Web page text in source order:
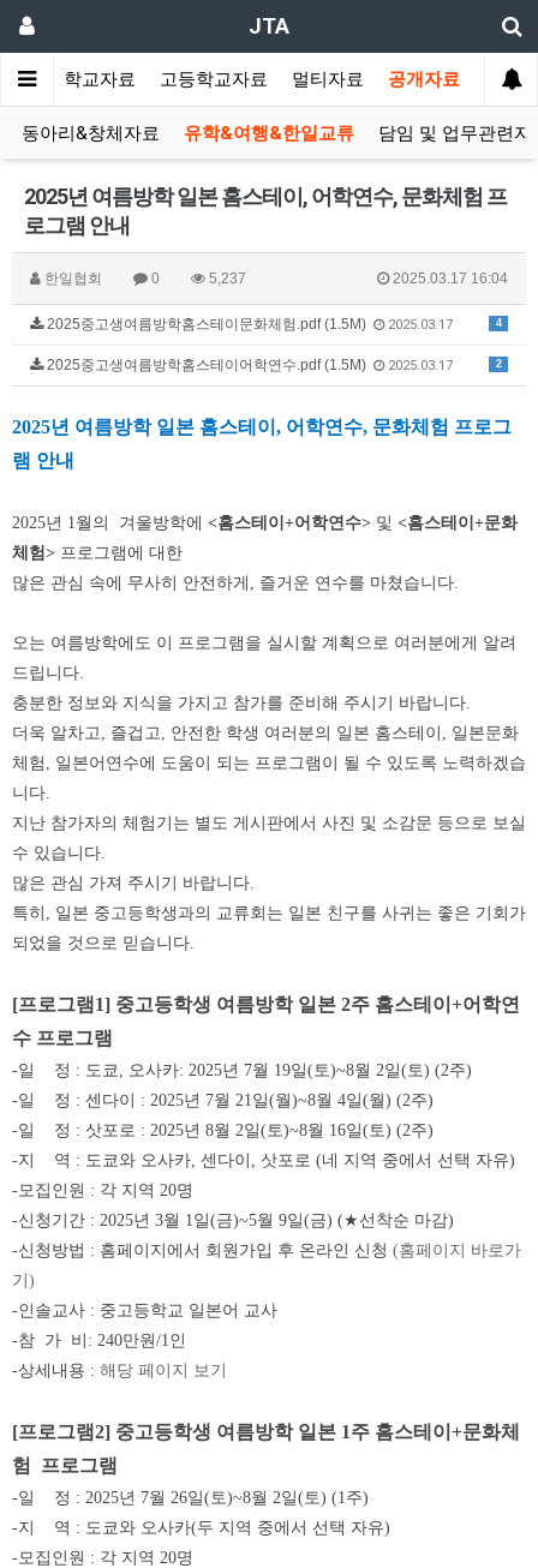
JTA
방 중학교자료 고등학교자료 멀티자료 공개자료
동아리&창체자료 유학&여행&한일교류 담임 및 업무관련자
2025년 여름방학 일본 홈스테이, 어학연수, 문화체험 프
로그램 안내
한일협회 0 5,237 2025.03.17 16:04
4
2025중고생여름방학홈스테이문화체험.pdf (1.5M) 2025.03.17
2
2025중고생여름방학홈스테이어학연수.pdf (1.5M) 2025.03.17
2025년 여름방학 일본 홈스테이 , 어학연수, 문화체험 프로그
램 안내
2025년 1월의 겨울방학에 <홈스테이 +어학연수> 및 <홈스테이 +문화
체험> 프로그램에 대한
많은 관심 속에 무사히 안전하게 , 즐거운 연수를 마쳤습니다.
오는 여름방학에도 이 프로그램을 실시할 계획으로 여러분에게 알려
드립니다.
충분한 정보와 지식을 가지고 참가를 준비해 주시기 바랍니다.
더욱 알차고, 즐겁고, 안전한 학생 여러분의 일본 홈스테이 , 일본문화
체험 , 일본어연수에 도움이 되는 프로그램이 될 수 있도록 노력하겠습
니다.
지난 참가자의 체험기는 별도 게시판에서 사진 및 소감문 등으로 보실
수 있습니다.
많은 관심 가져 주시기 바랍니다.
특히 , 일본 중고등학생과의 교류회는 일본 친구를 사귀는 좋은 기회가
되었을 것으로 믿습니다.
[프로그램 1] 중고등학생 여름방학 일본 2주 홈스테이 +어학연
수 프로그램
-일 정 : 도쿄, 오사카: 2025년 7월 19일(토)~8월 2일(토) (2주)
-일 정 : 센다이 : 2025년 7월 21일(월)~8월 4일(월) (2주)
-일 정 : 삿포로 : 2025년 8월 2일(토)~8월 16일(토) (2주)
-지 역 : 도쿄와 오사카, 센다이, 삿포로 (네 지역 중에서 선택 자유)
-모집인원 : 각 지역 20명
-신청기간 : 2025년 3월 1일(금)~5월 9일(금) (★ 선착순 마감)
-신청방법 : 홈페이지에서 회원가입 후 온라인 신청 (홈페이지 바로가
기)
-인솔교사 : 중고등학교 일본어 교사
-참 가 비 : 240만원/1인
-상세내용 : 해당 페이지 보기
[프로그램2] 중고등학생 여름방학 일본 1주 홈스테이 +문화체
험
프로그램
-일 정 : 2025년 7월 26일(토)~8월 2일(토) (1주)
-지 역 : 도쿄와 오사카(두 지역 중에서 선택 자유)
-모집인원 : 각 지역 20명